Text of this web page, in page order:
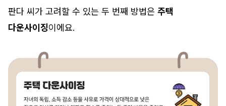
판다 씨가 고려할 수 있는 두 번째 방법은 주택
다운사이징이에요.